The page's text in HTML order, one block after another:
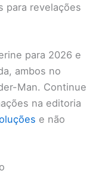
para revelações
para 2026 e
ambos no
Man. Continue
na editoria
e não